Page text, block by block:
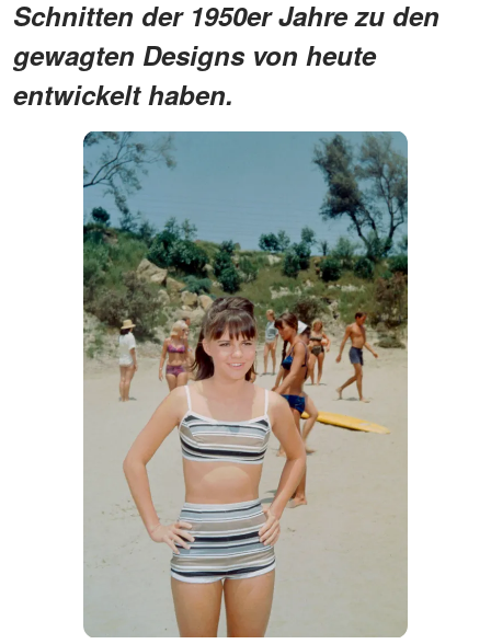
Schnitten der 1950er Jahre zu den
gewagten Designs von heute
entwickelt haben.